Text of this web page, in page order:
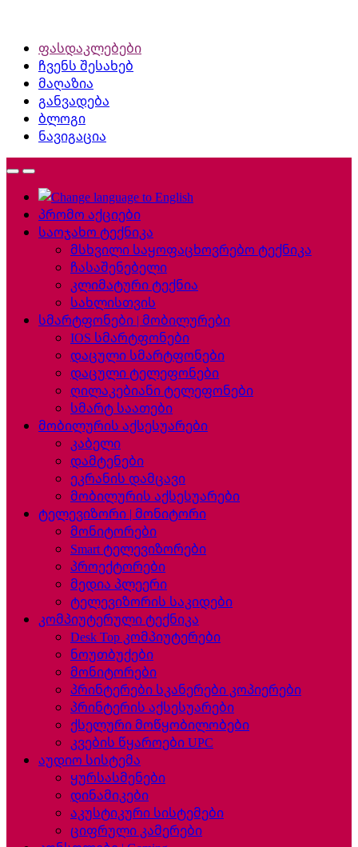
ფასდაკლებები
ჩვენს შესახებ
მაღაზია
განვადება
ბლოგი
ნავიგაცია
პრომო აქციები
საოჯახო ტექნიკა
მსხვილი საყოფაცხოვრებო ტექნიკა
ჩასაშენებელი
კლიმატური ტექნია
სახლისთვის
სმარტფონები | მობილურები
IOS სმარტფონები
დაცული სმარტფონები
დაცული ტელეფონები
ღილაკებიანი ტელეფონები
სმარტ საათები
მობილურის აქსესუარები
კაბელი
დამტენები
ეკრანის დამცავი
მობილურის აქსესუარები
ტელევიზორი | მონიტორი
მონიტორები
Smart ტელევიზორები
პროექტორები
მედია პლეერი
ტელევიზორის საკიდები
კომპიუტერული ტექნიკა
Desk Top კომპიუტერები
ნოუთბუქები
მონიტორები
პრინტერები სკანერები კოპიერები
პრინტერის აქსესუარები
ქსელური მოწყობილობები
კვების წყაროები UPC
აუდიო სისტემა
ყურსასმენები
დინამიკები
აკუსტიკური სისტემები
ციფრული კამერები